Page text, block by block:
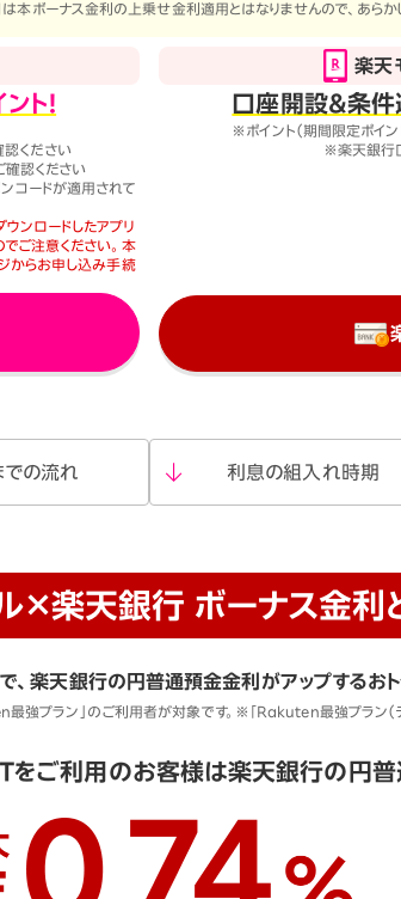
本ボーナス金利の上乗せ金利適用とはなりませんので、あらか
ト！
認ください
認ください
コードが適用されて
ンロードしたアプリ
ご注意ください。本
からお申し込み手続
楽天
口座開設＆条
※ポイント（期間限定ポイ
※楽天銀行
での流れ 利息の組入れ時期
×楽天銀行 ボーナス金利
、楽天銀行の円普通預金金利がアップするおト
プラン」のご利用者が対象です。※「Rakuten最強プラン（デ
ご利用のお客様は楽天銀行の円